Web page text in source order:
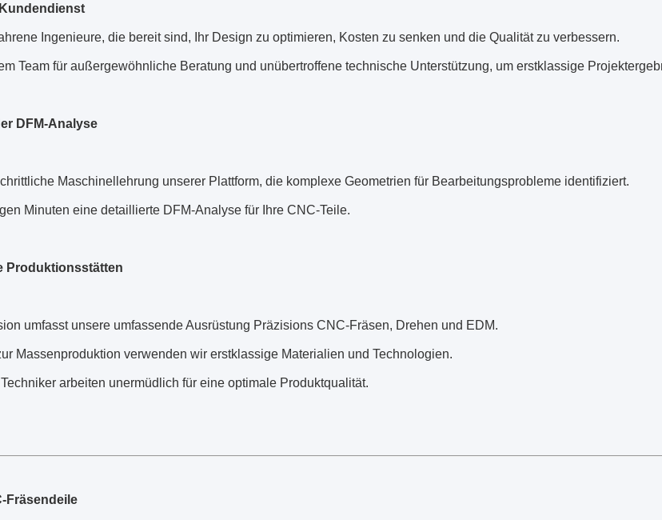
Ingenieure, die bereit sind, Ihr Design zu optimieren, Kosten zu senken und die Qualität zu verbessern.
Team für außergewöhnliche Beratung und unübertroffene technische Unterstützung, um erstklassige
DFM-Analyse
Maschinellehrung unserer Plattform, die komplexe Geometrien für Bearbeitungsprobleme identifiziert.
Minuten eine detaillierte DFM-Analyse für Ihre CNC-Teile.
Produktionsstätten
umfasst unsere umfassende Ausrüstung Präzisions CNC-Fräsen, Drehen und EDM.
Massenproduktion verwenden wir erstklassige Materialien und Technologien.
arbeiten unermüdlich für eine optimale Produktqualität.
Fräsendeile